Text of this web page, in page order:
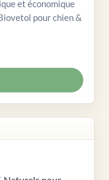
et économique
pour chien &